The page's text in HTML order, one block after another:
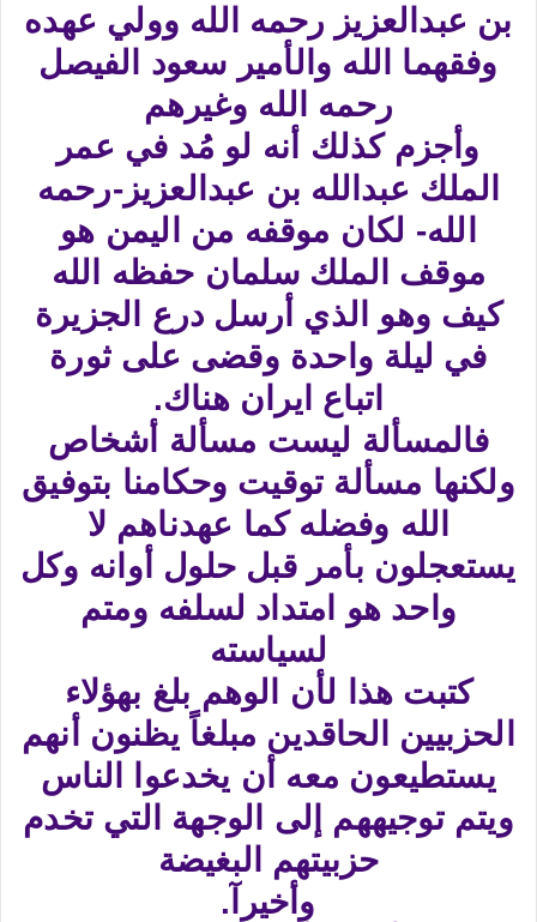
بن عبدالعزيز رحمه الله وولي عهده
وفقهما الله والأمير سعود الفيصل
رحمه الله وغيرهم
وأجزم كذلك أنه لو مُد في عمر
الملك عبدالله بن عبدالعزيز-رحمه
الله- لكان موقفه من اليمن هو
موقف الملك سلمان حفظه الله
كيف وهو الذي أرسل درع الجزيرة
في ليلة واحدة وقضى على ثورة
اتباع ايران هناك.
فالمسألة ليست مسألة أشخاص
ولكنها مسألة توقيت وحكامنا بتوفيق
الله وفضله كما عهدناهم لا
يستعجلون بأمر قبل حلول أوانه وكل
واحد هو امتداد لسلفه ومتم
لسياسته
كتبت هذا لأن الوهم بلغ بهؤلاء
الحزبيين الحاقدين مبلغاً يظنون أنهم
يستطيعون معه أن يخدعوا الناس
ويتم توجيههم إلى الوجهة التي تخدم
حزبيتهم البغيضة
وأخيرآ.